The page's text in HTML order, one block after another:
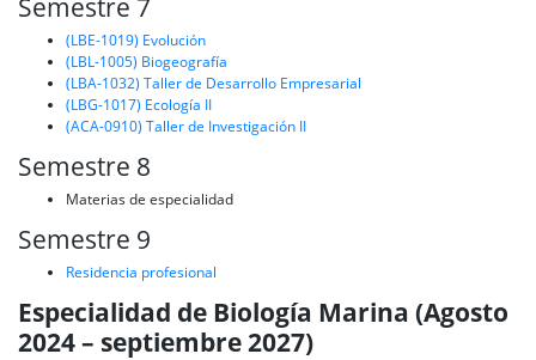
Semestre 7
(LBE-1019) Evolución
(LBL-1005) Biogeografía
(LBA-1032) Taller de Desarrollo Empresarial
(LBG-1017) Ecología II
(ACA-0910) Taller de Investigación II
Semestre 8
Materias de especialidad
Semestre 9
Residencia profesional
Especialidad de Biología Marina (Agosto
2024 – septiembre 2027)